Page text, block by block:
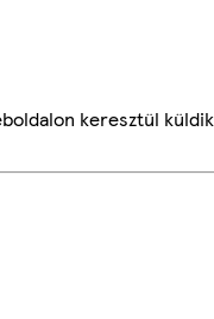
keresztül